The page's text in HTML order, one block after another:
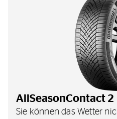
AllSeasonContact 2
Sie können das Wetter